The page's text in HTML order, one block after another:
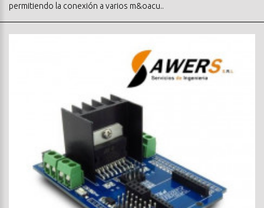
permitiendo la conexión a varios m&oacu..